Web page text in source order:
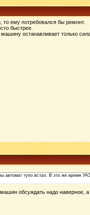
то ему потребовался бы ремонт.
быстрее.
останавливает только
автомат тупо встал. В это же
обсуждать надо